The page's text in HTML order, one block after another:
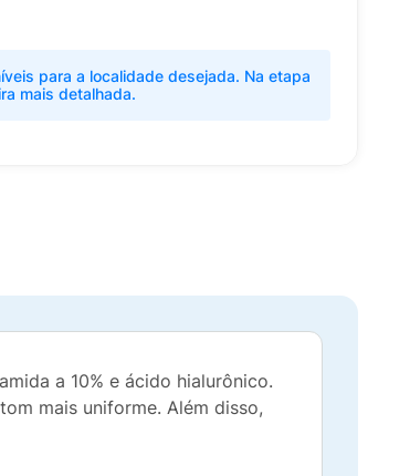
para a localidade desejada. Na etapa
mais detalhada.
a 10% e ácido hialurônico.
mais uniforme. Além disso,